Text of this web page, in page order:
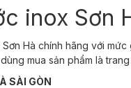
inox Sơn
Hà chính hãng với
mua sản phẩm là
SÀI GÒN